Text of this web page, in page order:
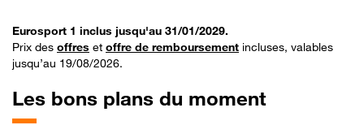
Eurosport 1 inclus jusqu'au 31/01/2029.
Prix des offres et offre de remboursement incluses, valables
jusqu’au 19/08/2026.
Les bons plans du moment